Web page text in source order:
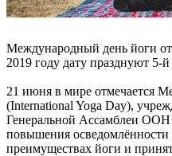
Международный день йоги
2019 году дату празднуют 5-й
21 июня в мире отмечается
(International Yoga Day),
Генеральной Ассамблеи
повышения
преимуществах йоги и